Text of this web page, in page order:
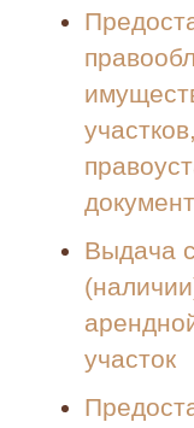
Выдача
участок